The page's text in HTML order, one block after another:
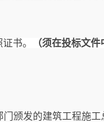
书。 （须在投标文
门颁发的建筑工程施